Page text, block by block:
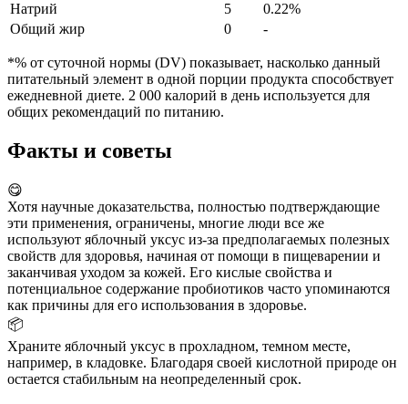
Натрий
5
0.22%
Общий жир
0 -
*% от суточной нормы (DV) показывает, насколько данный
питательный элемент в одной порции продукта способствует
ежедневной диете. 2 000 калорий в день используется для
общих рекомендаций по питанию.
Факты и советы
😋
Хотя научные доказательства, полностью подтверждающие
эти применения, ограничены, многие люди все же
используют яблочный уксус из-за предполагаемых полезных
свойств для здоровья, начиная от помощи в пищеварении и
заканчивая уходом за кожей. Его кислые свойства и
потенциальное содержание пробиотиков часто упоминаются
как причины для его использования в здоровье.
📦
Храните яблочный уксус в прохладном, темном месте,
например, в кладовке. Благодаря своей кислотной природе он
остается стабильным на неопределенный срок.